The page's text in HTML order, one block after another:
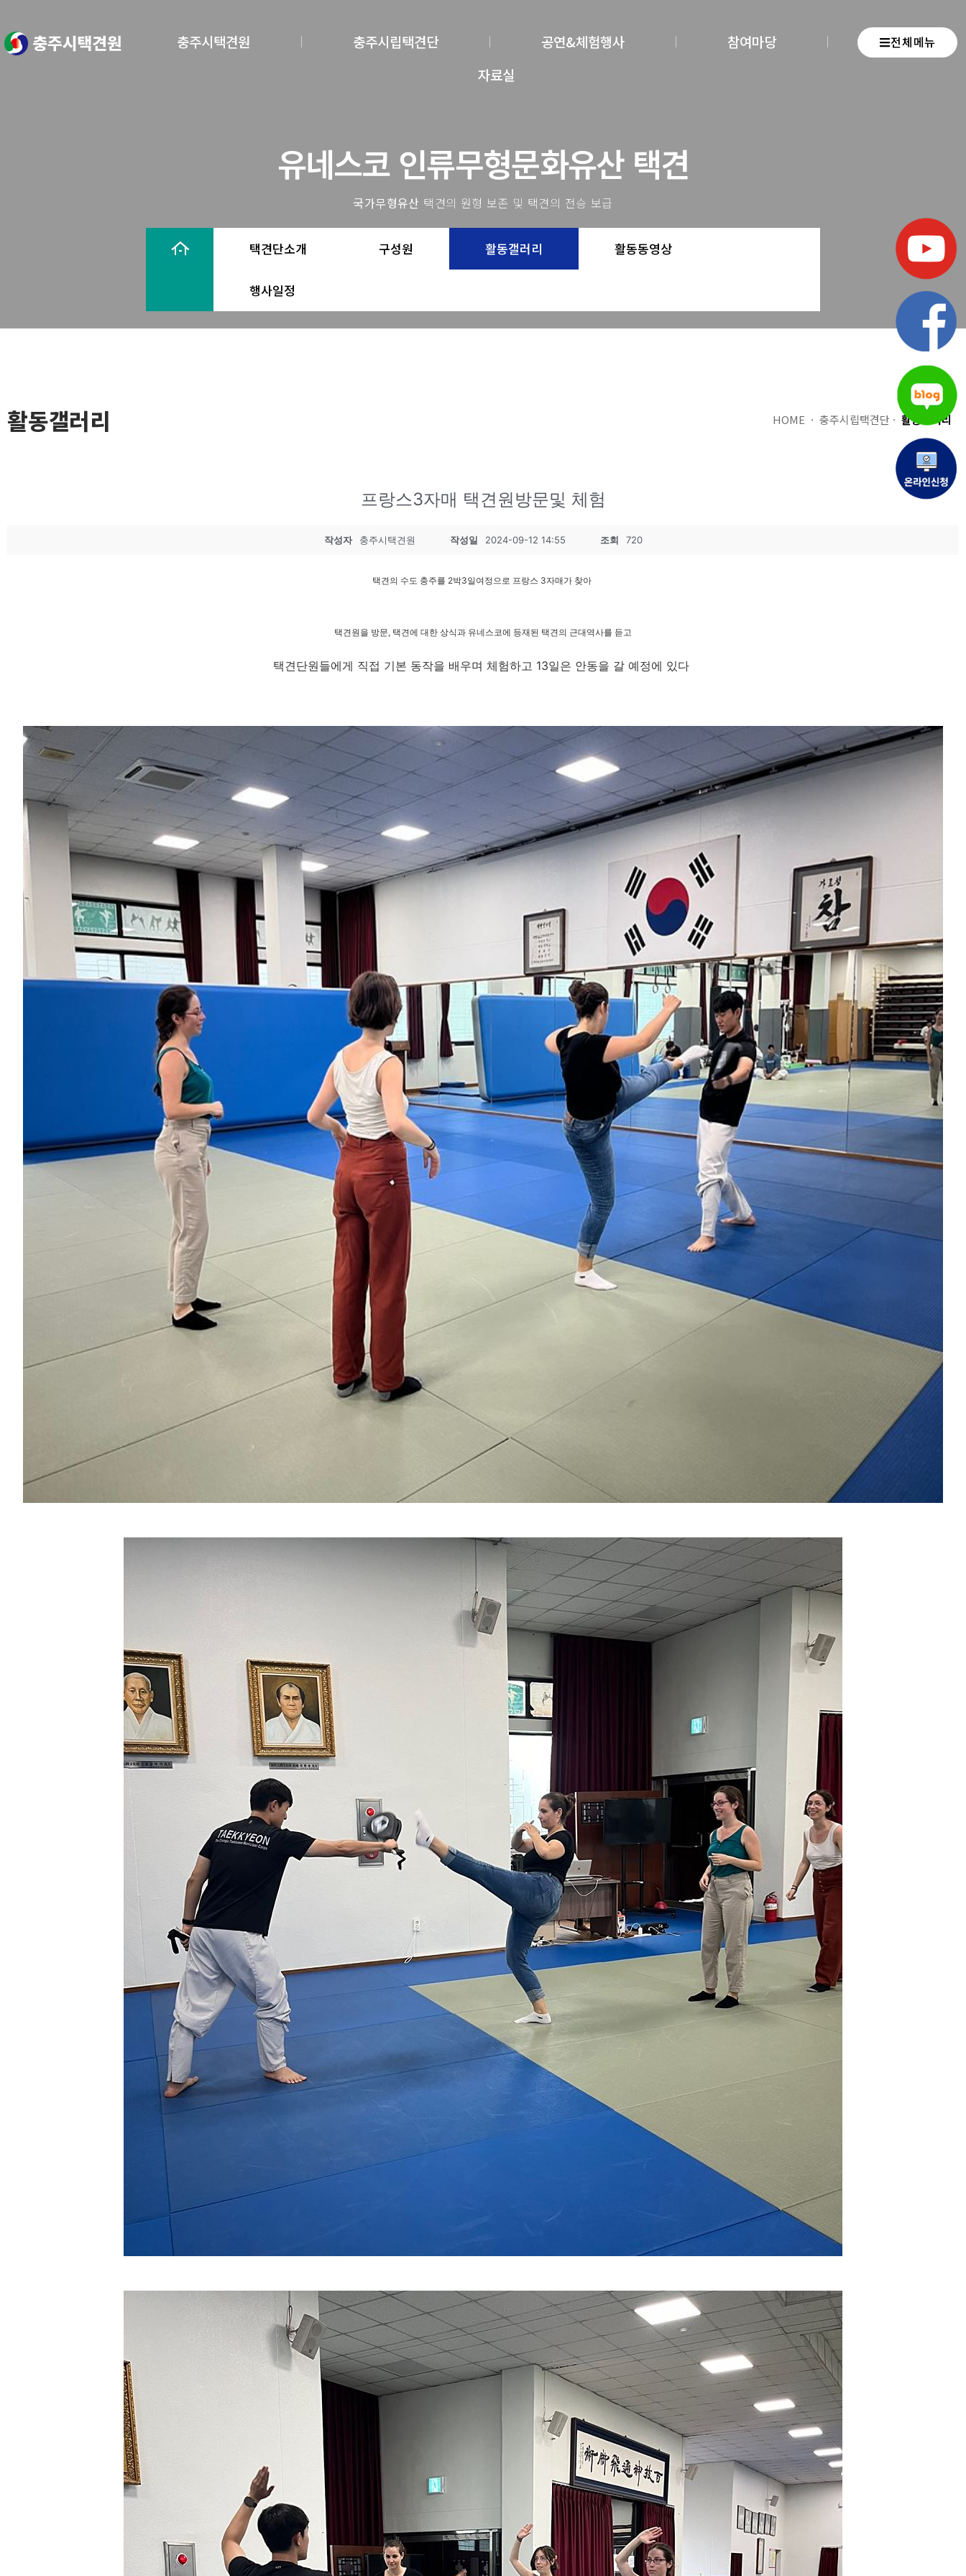
충주시택견원 충주시립택견단 공연&체험행사
참여마당
자료실
전체메뉴
유네스코 인류무형문화유산 택견
국가무형유산 택견의 원형 보존 및 택견의 전승 보급
택견단소개 구성원 활동갤러리 활동동영상
행사일정
활동갤러리 HOME · 충주시립택견단 · 활동갤러리
프랑스3자매 택견원방문및 체험
작성자 충주시택견원 작성일 2024-09-12 14:55 조회 720
택견의 수도 충주를 2박3일여정으로 프랑스 3자매가 찾아
택견원을 방문, 택견에 대한 상식과 유네스코에 등재된 택견의 근대역사를 듣고
택견단원들에게 직접 기본 동작을 배우며 체험하고 13일은 안동을 갈 예정에 있다